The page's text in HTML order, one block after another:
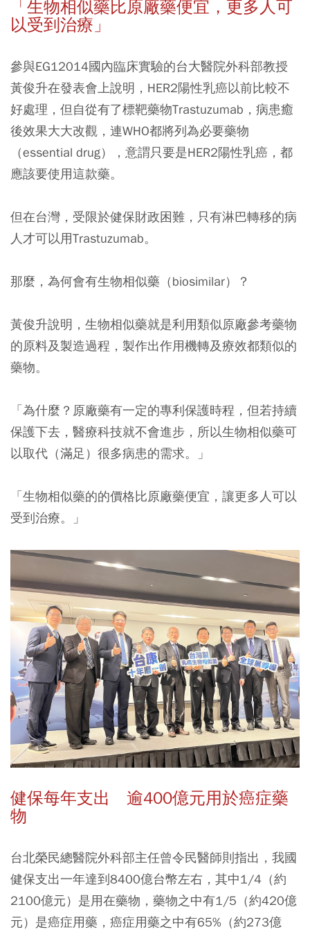
「生物相似藥比原廠藥便宜，更多人可
以受到治療」
參與EG12014國內臨床實驗的台大醫院外科部教授
黃俊升在發表會上說明，HER2陽性乳癌以前比較不
好處理，但自從有了標靶藥物Trastuzumab，病患癒
後效果大大改觀，連WHO都將列為必要藥物
（essential drug），意謂只要是HER2陽性乳癌，都
應該要使用這款藥。
但在台灣，受限於健保財政困難，只有淋巴轉移的病
人才可以用Trastuzumab。
那麼，為何會有生物相似藥（biosimilar）？
黃俊升說明， 生物相似藥就是利用類似原廠參考藥物
的原料及製造過程，製作出作用機轉及療效都類似的
藥物。
「為什麼？原廠藥有一定的專利保護時程，但若持續
保護下去，醫療科技就不會進步，所以生物相似藥可
以取代（滿足）很多病患的需求。」
「生物相似藥的的價格比原廠藥便宜，讓更多人可以
受到治療。」
健保每年支出 逾400億元用於癌症藥
物
台北榮民總醫院外科部主任曾令民醫師則指出，我國
健保支出一年達到8400億台幣左右，其中1/4（約
2100億元）是用在藥物，藥物之中有1/5（約420億
元）是癌症用藥， 癌症用藥之中有65%（約273億